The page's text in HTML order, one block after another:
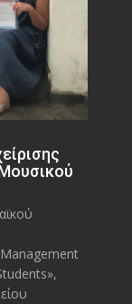
Management